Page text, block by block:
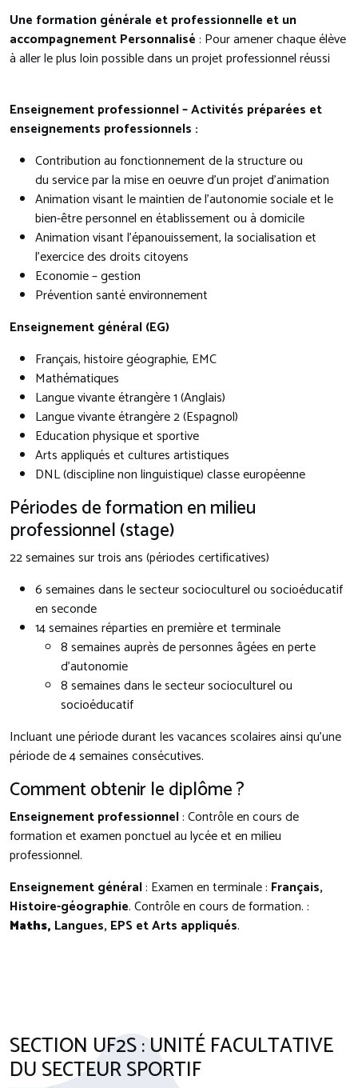
Une formation générale et professionnelle et un
accompagnement Personnalisé: Pour amener chaque élève
à aller le plus loin possible dans un projet professionnel réussi
Enseignement professionnel – Activités préparées et
enseignements professionnels :
Contribution au fonctionnement de la structure ou
du service par la mise en oeuvre d’un projet d’animation
Animation visant le maintien de l’autonomie sociale et le
bien-être personnel en établissement ou à domicile
Animation visant l’épanouissement, la socialisation et
l’exercice des droits citoyens
Economie – gestion
Prévention santé environnement
Enseignement général (EG)
Français, histoire géographie, EMC
Mathématiques
Langue vivante étrangère 1 (Anglais)
Langue vivante étrangère 2 (Espagnol)
Education physique et sportive
Arts appliqués et cultures artistiques
DNL (discipline non linguistique) classe européenne
Périodes de formation en milieu
professionnel (stage)
22 semaines sur trois ans (périodes certificatives)
6 semaines dans le secteur socioculturel ou socioéducatif
en seconde
14 semaines réparties en première et terminale
8 semaines auprès de personnes âgées en perte
d’autonomie
8 semaines dans le secteur socioculturel ou
socioéducatif
Incluant une période durant les vacances scolaires ainsi qu’une
période de 4 semaines consécutives.
Comment obtenir le diplôme ?
Enseignement professionnel: Contrôle en cours de
formation et examen ponctuel au lycée et en milieu
professionnel.
Enseignement général: Examen en terminale : Français,
Histoire-géographie. Contrôle en cours de formation. :
Maths, Langues, EPS et Arts appliqués.
SECTION UF2S : UNITÉ FACULTATIVE
DU SECTEUR SPORTIF